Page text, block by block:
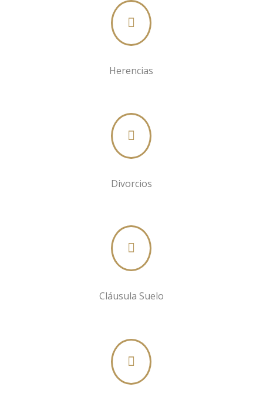

Herencias

Divorcios

Cláusula Suelo
